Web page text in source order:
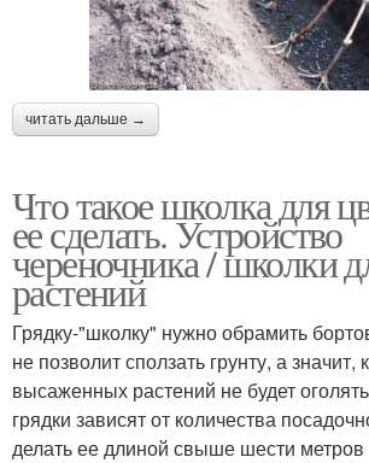
читать дальше →
Что такое школка для
ее сделать. Устройство
череночника / школки
растений
Грядку-"школку" нужно обрамить
не позволит сползать грунту, а
высаженных растений не будет
грядки зависят от количества
делать ее длиной свыше шести метров